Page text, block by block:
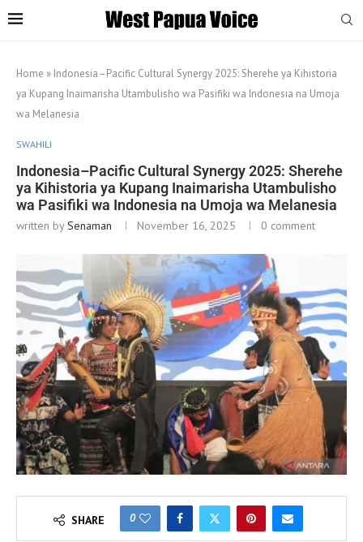
Home » Indonesia–Pacific Cultural Synergy 2025: Sherehe ya Kihistoria
ya Kupang Inaimarisha Utambulisho wa Pasifiki wa Indonesia na Umoja
wa Melanesia
SWAHILI
Indonesia–Pacific Cultural Synergy 2025: Sherehe
ya Kihistoria ya Kupang Inaimarisha Utambulisho
wa Pasifiki wa Indonesia na Umoja wa Melanesia
written bySenaman November 16, 2025 0 comment
SHARE 0